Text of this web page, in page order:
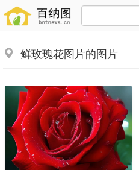
鲜玫瑰花图片的图片